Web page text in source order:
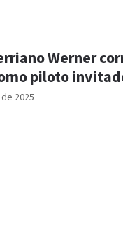
2025
Werner
piloto